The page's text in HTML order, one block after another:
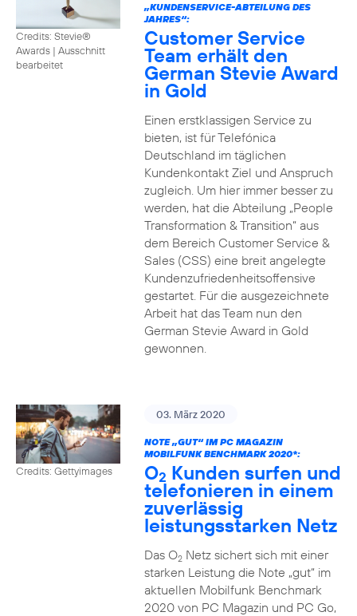
Credits: Stevie®
Awards | Ausschnitt
bearbeitet
„KUNDENSERVICE-ABTEILUNG DES
JAHRES“:
Customer Service
Team erhält den
German Stevie Award
in Gold
Einen erstklassigen Service zu
bieten, ist für Telefónica
Deutschland im täglichen
Kundenkontakt Ziel und Anspruch
zugleich. Um hier immer besser zu
werden, hat die Abteilung „People
Transformation & Transition“ aus
dem Bereich Customer Service &
Sales (CSS) eine breit angelegte
Kundenzufriedenheitsoffensive
gestartet. Für die ausgezeichnete
Arbeit hat das Team nun den
German Stevie Award in Gold
gewonnen.
Credits: Gettyimages
03. März 2020
NOTE „GUT“ IM PC MAGAZIN
MOBILFUNK BENCHMARK 2020*:
O2 Kunden surfen und
telefonieren in einem
zuverlässig
leistungsstarken Netz
Das O2Netz sichert sich mit einer
starken Leistung die Note „gut“ im
aktuellen Mobilfunk Benchmark
2020 von PC Magazin und PC Go,